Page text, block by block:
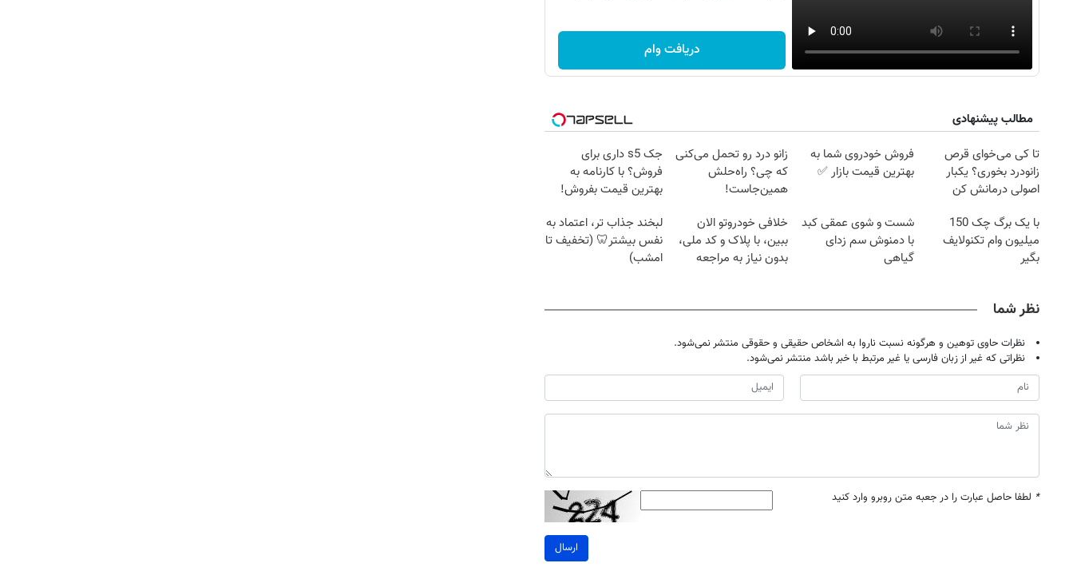
دریافت وام
مطالب پیشنهادی
تا کی می‌خوای قرص
زانودرد بخوری؟ یکبار
اصولی درمانش کن
فروش خودروی شما به
بهترین قیمت بازار ✅
زانو درد رو تحمل می‌کنی
که چی؟ راه‌حلش
همین‌جاست!
جک s5 داری برای
فروش؟ با کارنامه به
بهترین قیمت بفروش!
با یک برگ چک 150
میلیون وام تکنولایف
بگیر
شست و شوی عمقی کبد
با دمنوش سم زدای
گیاهی
خلافی خودروتو الان
ببین، با پلاک و کد ملی،
بدون نیاز به مراجعه
لبخند جذاب تر، اعتماد به
نفس بیشتر🦷 (تخفیف تا
امشب)
نظر شما
نظرات حاوی توهین و هرگونه نسبت ناروا به اشخاص حقیقی و حقوقی منتشر نمی‌شود.
نظراتی که غیر از زبان فارسی یا غیر مرتبط با خبر باشد منتشر نمی‌شود.
* لطفا حاصل عبارت را در جعبه متن روبرو وارد کنید
ارسال